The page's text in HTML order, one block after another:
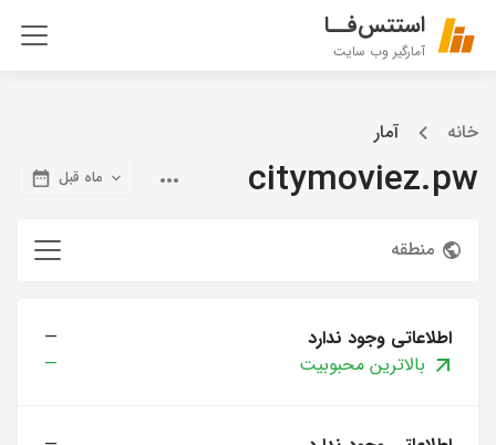
استتس‌فــا
آمارگیر وب سایت
خانه آمار
citymoviez.pw ماه قبل
منطقه
اطلاعاتی وجود ندارد
—
بالاترین محبوبیت
—